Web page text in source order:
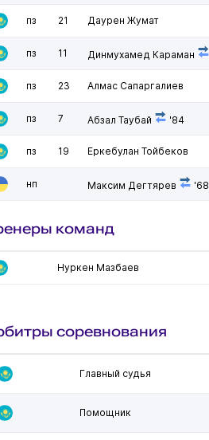
пз 21 Даурен Жумат
пз 11 Динмухамед Караман
пз 23 Алмас Сапаргалиев
пз 7 Абзал Таубай '84
пз 19 Еркебулан Тойбеков
нп Максим Дегтярев '68
команд
Нуркен Мазбаев
соревнования
Главный судья
Помощник